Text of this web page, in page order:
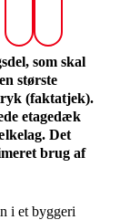
som skal
største
(faktatjek).
etagedæk
Det
brug af
i et byggeri